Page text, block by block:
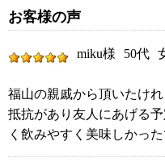
お客様の声
miku様 50代
福山の親戚から頂いたけ
抵抗があり友人にあげる
く飲みやすく美味しかった